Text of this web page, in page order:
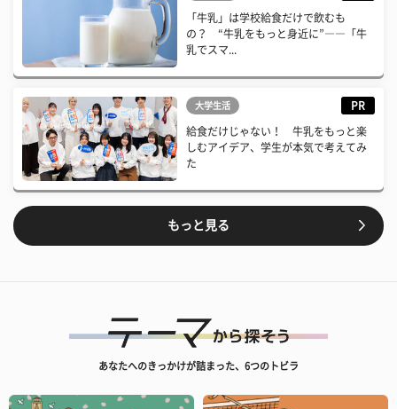
「牛乳」は学校給食だけで飲むも
の？ “牛乳をもっと身近に”――「牛
乳でスマ...
大学生活 PR
給食だけじゃない！ 牛乳をもっと楽
しむアイデア、学生が本気で考えてみ
た
もっと見る
あなたへのきっかけが詰まった、6つのトビラ